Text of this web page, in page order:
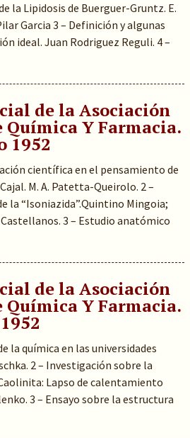
la Lipidosis de Buerguer-Gruntz. E.
Garcia 3 – Definición y algunas
ideal. Juan Rodriguez Reguli. 4 –
de la Asociación
Química Y Farmacia.
1952
científica en el pensamiento de
M. A. Patetta-Queirolo. 2 –
la “Isoniazida”.Quintino Mingoia;
3 – Estudio anatómico
de la Asociación
Química Y Farmacia.
la química en las universidades
2 – Investigación sobre la
Lapso de calentamiento
3 – Ensayo sobre la estructura